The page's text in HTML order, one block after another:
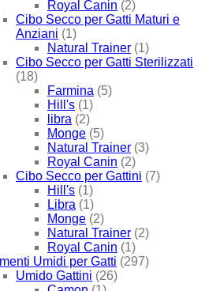
Royal Canin (2)
Cibo Secco per Gatti Maturi e
Anziani (1)
Natural Trainer (1)
Cibo Secco per Gatti Sterilizzati
(18)
Farmina (5)
Hill's (1)
libra (2)
Monge (5)
Natural Trainer (3)
Royal Canin (2)
Cibo Secco per Gattini (7)
Hill's (1)
Libra (1)
Monge (2)
Natural Trainer (2)
Royal Canin (1)
Umidi per Gatti (297)
Umido Gattini (26)